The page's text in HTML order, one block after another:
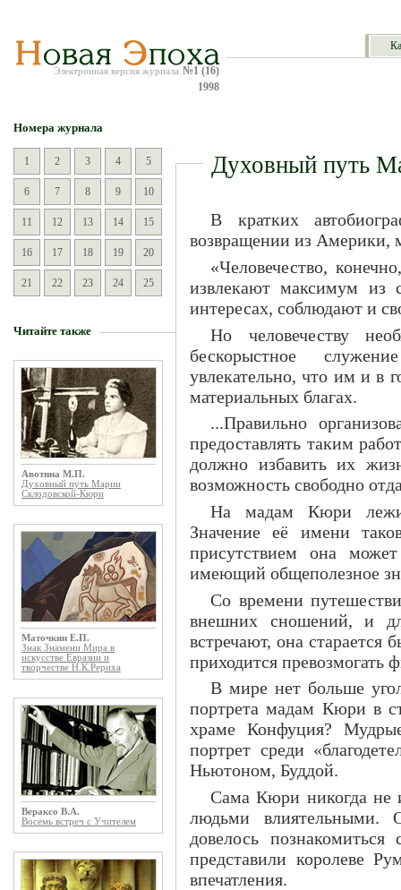
Электронная версия журнала №1 (16)
1998
Номера журнала
1 2 3 4 5
6 7 8 9 10
11 12 13 14 15
16 17 18 19 20
21 22 23 24 25
Читайте также
Авотина М.П.
Духовный путь Марии
Склодовской-Кюри
Маточкин Е.П.
Знак Знамени Мира в
искусстве Евразии и
творчестве Н.К.Рериха
Вераксо В.А.
Восемь встреч с Учителем
Духовный путь
В кратких
возвращении из
«Человечество,
извлекают максимум из
интересах, соблюдают и
Но человечеству
бескорыстное
увлекательно, что им и в
материальных благах.
...Правильно
предоставлять таким
должно избавить их
возможность свободно
На мадам Кюри
Значение её имени
присутствием она
имеющий общеполезное
Со времени
внешних сношений, и
встречают, она старается
приходится превозмогать
В мире нет больше
портрета мадам Кюри в
храме Конфуция?
портрет среди
Ньютоном, Буддой.
Сама Кюри никогда не
людьми влиятельными.
довелось
представили королеве
впечатления.